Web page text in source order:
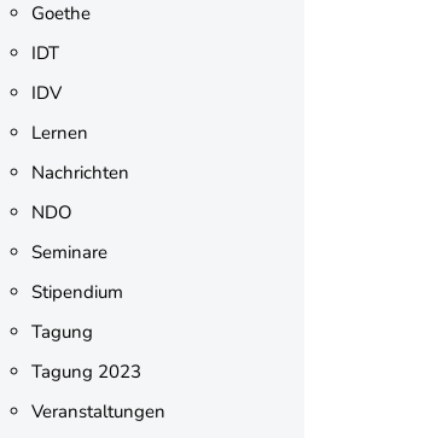
Goethe
IDT
IDV
Lernen
Nachrichten
NDO
Seminare
Stipendium
Tagung
Tagung 2023
Veranstaltungen